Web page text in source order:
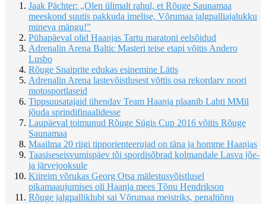
Jaak Pächter: „Olen ülimalt rahul, et Rõuge Saunamaa
meeskond suutis pakkuda imelise, Võrumaa jalgpalliajalukku
mineva mängu!”
Pühapäeval olid Haanjas Tartu maratoni eelsõidud
Adrenalin Arena Baltic Masteri teise etapi võitis Andero
Lusbo
Rõuge Snaiprite edukas esinemine Lätis
Adrenalin Arena lastevõistlusest võttis osa rekordarv noori
motosportlaseid
Tippsuusatajaid ühendav Team Haanja plaanib Lahti MMil
jõuda sprindifinaalidesse
Laupäeval toimunud Rõuge Sügis Cup 2016 võitis Rõuge
Saunamaa
Maailma 20 riigi tipporienteerujad on täna ja homme Haanjas
Taasiseseisvumispäev tõi spordisõbrad kolmandale Lasva jõe-
ja järvejooksule
Kiireim võrukas Georg Otsa mälestusvõistlusel
pikamaaujumises oli Haanja mees Tõnu Hendrikson
Rõuge jalgpalliklubi sai Võrumaa meistriks, penaltiõnn